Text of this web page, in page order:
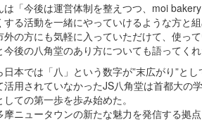
は「今後は運営体制を整えつつ、moi
する活動を一緒にやっていけるような方と
外の方にも気軽に入っていただけて、使っ
今後の八角堂のあり方についても語ってくれ
日本では「八」という数字が”末広がり”と
活用されていなかったJS八角堂は首都大の
しての第一歩を歩み始めた。
摩ニュータウンの新たな魅力を発信する拠